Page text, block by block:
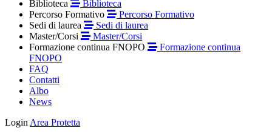
Biblioteca
Biblioteca
Percorso Formativo
Percorso Formativo
Sedi di laurea
Sedi di laurea
Master/Corsi
Master/Corsi
Formazione continua FNOPO
Formazione continua
FNOPO
FAQ
Contatti
Albo
News
Login Area Protetta